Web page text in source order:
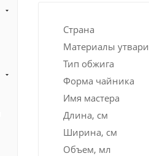
Страна
Материалы утвари
Тип обжига
Форма чайника
Имя мастера
Длина, см
Ширина, см
Объем, мл